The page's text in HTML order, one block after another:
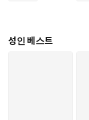
성인 베스트